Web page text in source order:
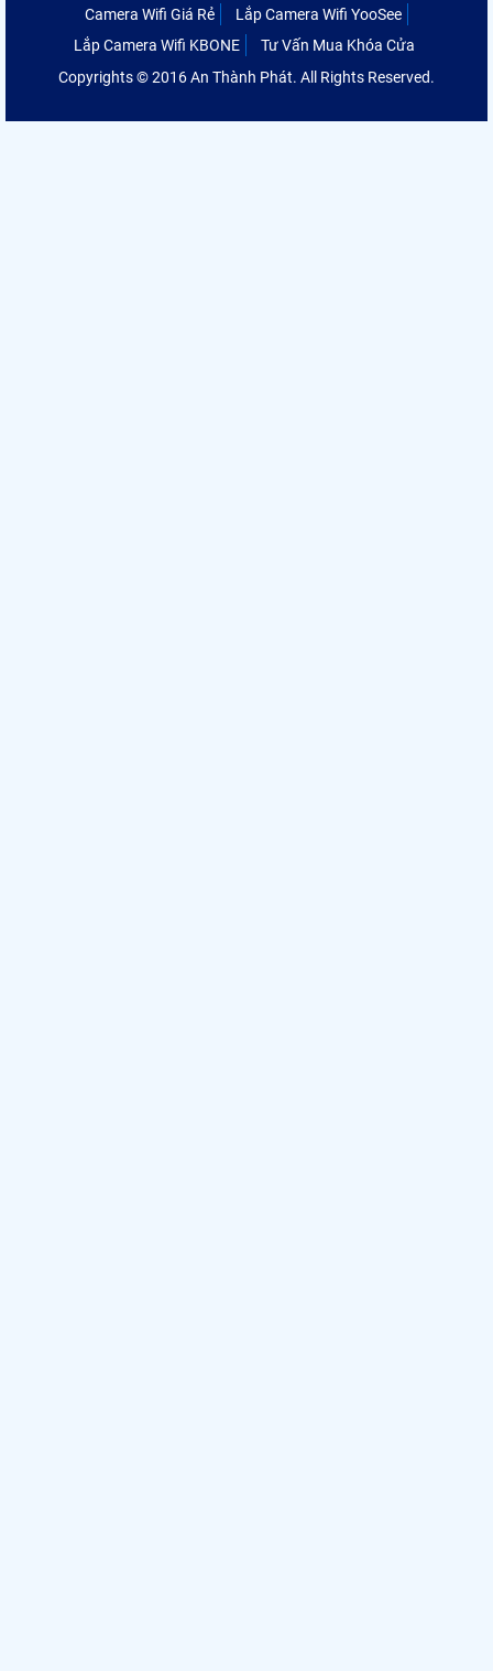
Camera Wifi Giá Rẻ
Lắp Camera Wifi YooSee
Lắp Camera Wifi KBONE
Tư Vấn Mua Khóa Cửa
Copyrights © 2016 An Thành Phát. All Rights Reserved.